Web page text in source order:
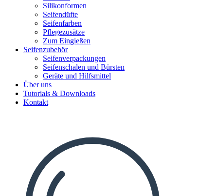
Silikonformen
Seifendüfte
Seifenfarben
Pflegezusätze
Zum Eingießen
Seifenzubehör
Seifenverpackungen
Seifenschalen und Bürsten
Geräte und Hilfsmittel
Über uns
Tutorials & Downloads
Kontakt